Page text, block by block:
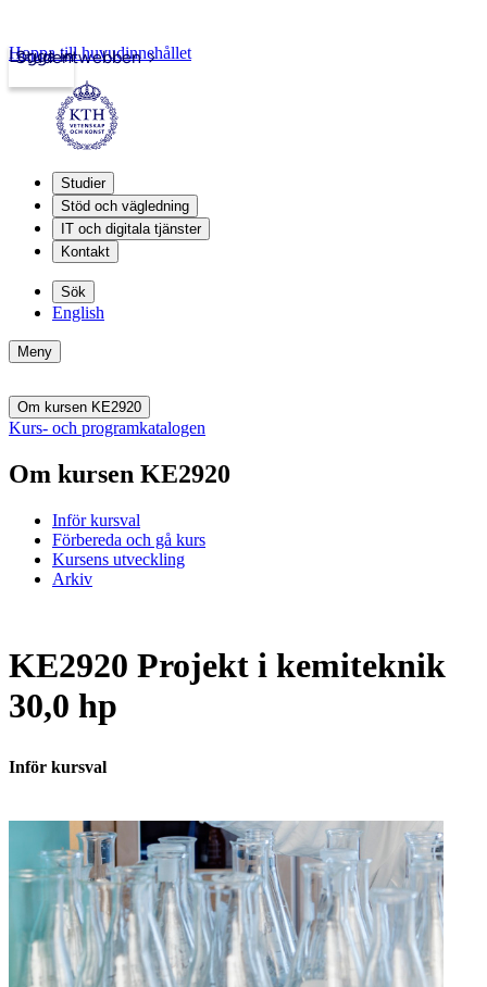
Studentwebben
Logga in
Hoppa till huvudinnehållet
Studier
Stöd och vägledning
IT och digitala tjänster
Kontakt
Sök
English
Meny
Om kursen KE2920
Kurs- och programkatalogen
Om kursen KE2920
Inför kursval
Förbereda och gå kurs
Kursens utveckling
Arkiv
KE2920 Projekt i kemiteknik
30,0 hp
Inför kursval